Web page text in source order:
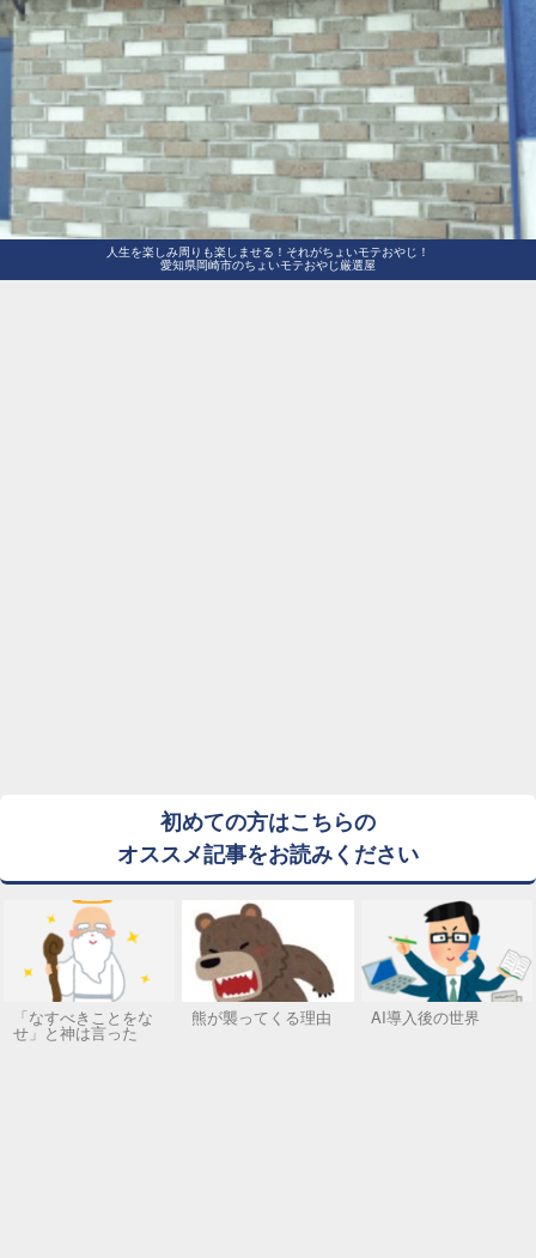
人生を楽しみ周りも楽しませる！それがちょいモテおやじ！
愛知県岡崎市のちょいモテおやじ厳選屋
初めての方はこちらの
オススメ記事をお読みください
「なすべきことをな
せ」と神は言った
熊が襲ってくる理由 AI導入後の世界